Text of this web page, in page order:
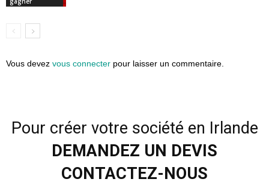
Vous devez vous connecter pour laisser un commentaire.
Pour créer votre société en Irlande
DEMANDEZ UN DEVIS
CONTACTEZ-NOUS